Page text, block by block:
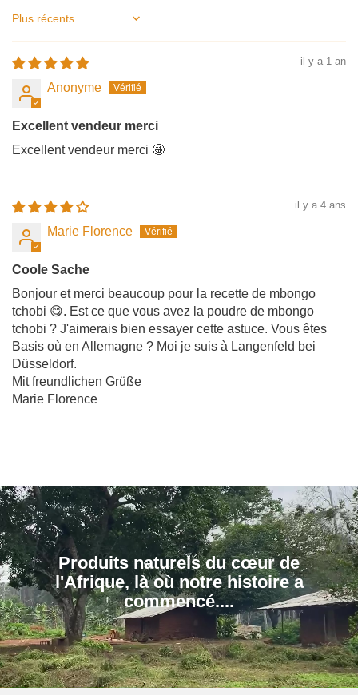
Sort by
il y a 1 an
Anonyme
Excellent vendeur merci
Excellent vendeur merci 🤩
il y a 4 ans
Marie Florence
Coole Sache
Bonjour et merci beaucoup pour la recette de mbongo
tchobi 😋. Est ce que vous avez la poudre de mbongo
tchobi ? J'aimerais bien essayer cette astuce. Vous êtes
Basis où en Allemagne ? Moi je suis à Langenfeld bei
Düsseldorf.
Mit freundlichen Grüße
Marie Florence
Produits naturels du cœur de
l'Afrique, là où notre histoire a